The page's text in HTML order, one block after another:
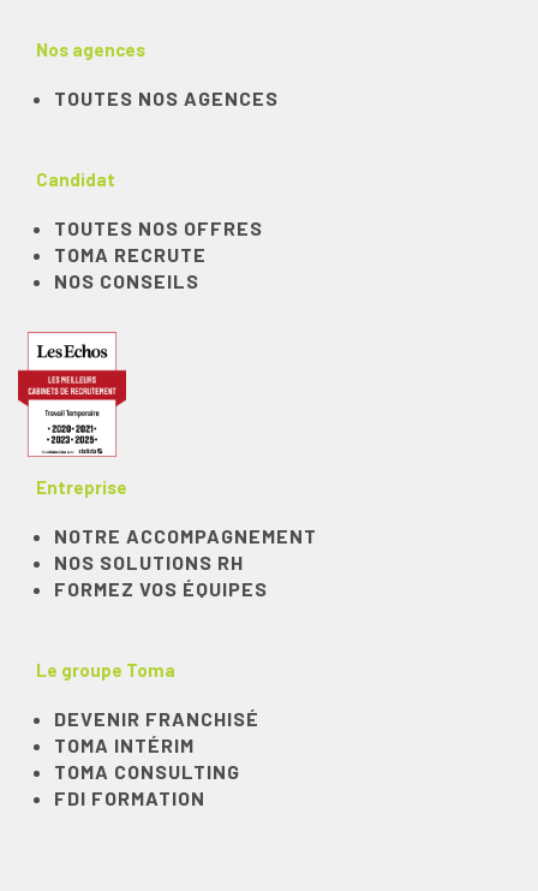
Nos agences
TOUTES NOS AGENCES
Candidat
TOUTES NOS OFFRES
TOMA RECRUTE
NOS CONSEILS
Entreprise
NOTRE ACCOMPAGNEMENT
NOS SOLUTIONS RH
FORMEZ VOS ÉQUIPES
Le groupe Toma
DEVENIR FRANCHISÉ
TOMA INTÉRIM
TOMA CONSULTING
FDI FORMATION